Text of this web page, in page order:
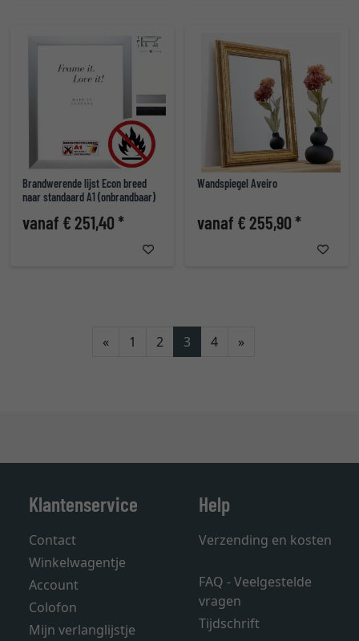
Brandwerende lijst Econ breed
naar standaard A1 (onbrandbaar)
vanaf € 251,40 *
Wandspiegel Aveiro
vanaf € 255,90 *
«Terug
1 2 3 4 »Verder
Klantenservice
Contact
Winkelwagentje
Account
Colofon
Mijn verlanglijstje
Help
Verzending en kosten
FAQ - Veelgestelde
vragen
Tijdschrift